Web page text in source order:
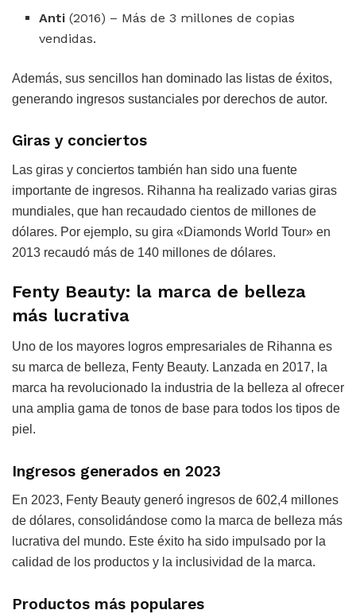
Anti (2016) – Más de 3 millones de copias
vendidas.
Además, sus sencillos han dominado las listas de éxitos,
generando ingresos sustanciales por derechos de autor.
Giras y conciertos
Las giras y conciertos también han sido una fuente
importante de ingresos. Rihanna ha realizado varias giras
mundiales, que han recaudado cientos de millones de
dólares. Por ejemplo, su gira «Diamonds World Tour» en
2013 recaudó más de 140 millones de dólares.
Fenty Beauty: la marca de belleza
más lucrativa
Uno de los mayores logros empresariales de Rihanna es
su marca de belleza, Fenty Beauty. Lanzada en 2017, la
marca ha revolucionado la industria de la belleza al ofrecer
una amplia gama de tonos de base para todos los tipos de
piel.
Ingresos generados en 2023
En 2023, Fenty Beauty generó ingresos de 602,4 millones
de dólares, consolidándose como la marca de belleza más
lucrativa del mundo. Este éxito ha sido impulsado por la
calidad de los productos y la inclusividad de la marca.
Productos más populares